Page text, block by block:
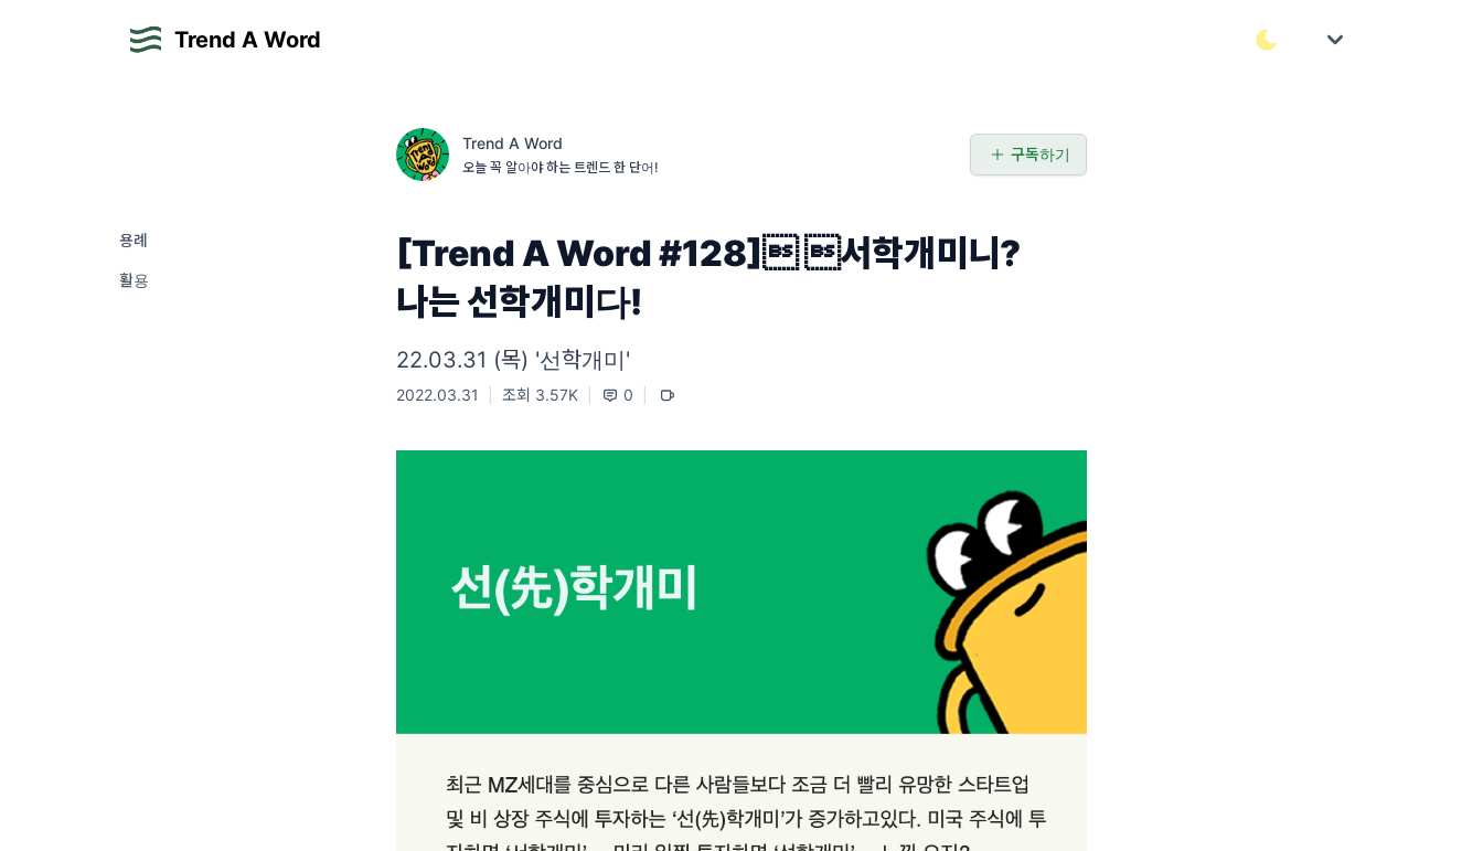
Trend A Word
용례
활용
Trend A Word
오늘 꼭 알아야 하는 트렌드 한 단어!
구독하기
[Trend A Word #128] 서학개미니?
나는 선학개미다!
22.03.31 (목) '선학개미'
2022.03.31 조회 3.57K 0